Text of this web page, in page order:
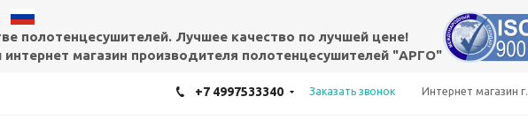
полотенцесушителей. Лучшее качество по лучшей цене!
магазин производителя полотенцесушителей "АРГО"
Интернет магазин
+7 4997533340 Заказать звонок